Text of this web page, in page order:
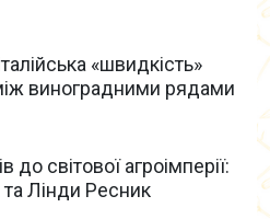
«швидкість»
виноградними рядами
до світової агроімперії:
та Лінди Ресник